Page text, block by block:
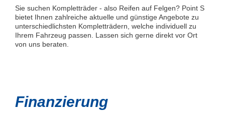
Sie suchen Kompletträder - also Reifen auf Felgen? Point S
bietet Ihnen zahlreiche aktuelle und günstige Angebote zu
unterschiedlichsten Kompletträdern, welche individuell zu
Ihrem Fahrzeug passen. Lassen sich gerne direkt vor Ort
von uns beraten.
Finanzierung